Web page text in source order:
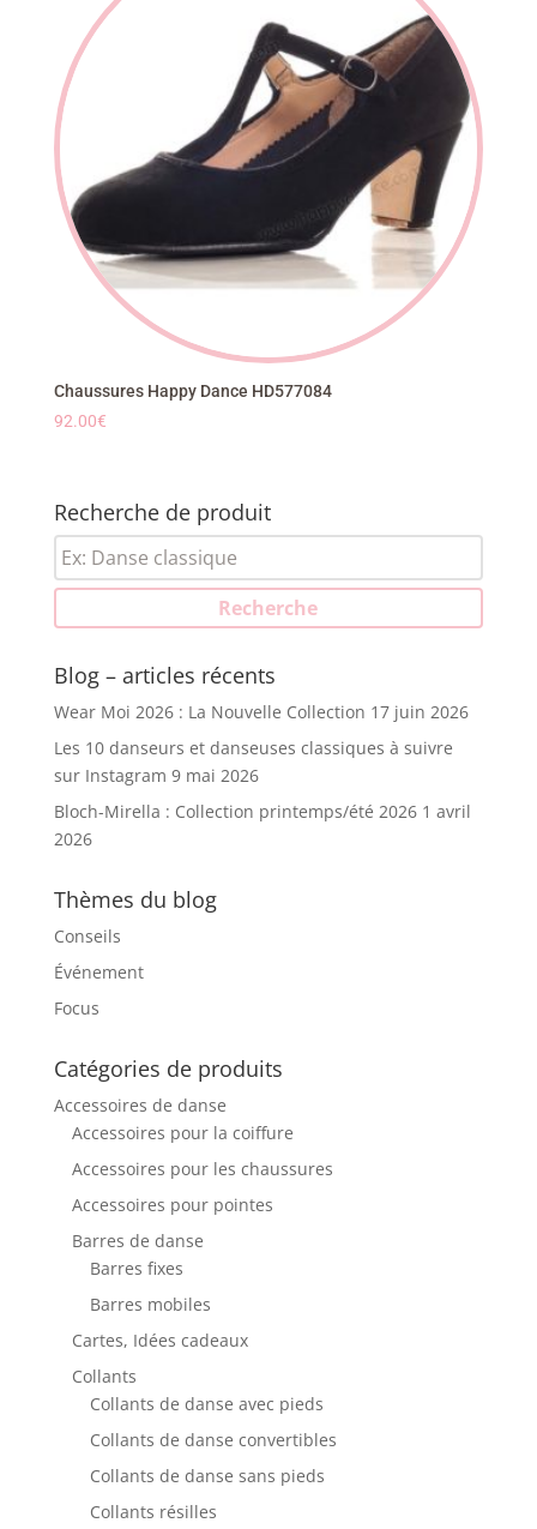
Chaussures Happy Dance HD577084
92.00€
Recherche de produit
Recherche
pour :
Recherche
Blog – articles récents
Wear Moi 2026 : La Nouvelle Collection 17 juin 2026
Les 10 danseurs et danseuses classiques à suivre
sur Instagram 9 mai 2026
Bloch-Mirella : Collection printemps/été 2026 1 avril
2026
Thèmes du blog
Conseils
Événement
Focus
Catégories de produits
Accessoires de danse
Accessoires pour la coiffure
Accessoires pour les chaussures
Accessoires pour pointes
Barres de danse
Barres fixes
Barres mobiles
Cartes, Idées cadeaux
Collants
Collants de danse avec pieds
Collants de danse convertibles
Collants de danse sans pieds
Collants résilles